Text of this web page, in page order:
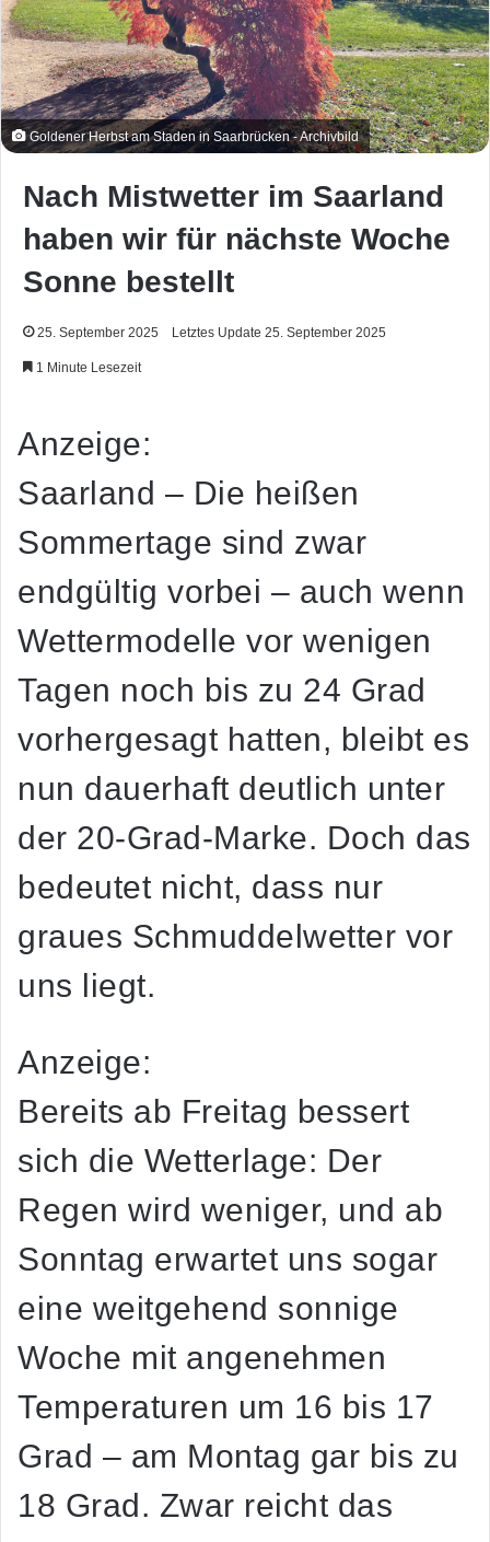
Goldener Herbst am Staden in Saarbrücken - Archivbild
Nach Mistwetter im Saarland
haben wir für nächste Woche
Sonne bestellt
25. September 2025 Letztes Update 25. September 2025
1 Minute Lesezeit
Anzeige:
Saarland – Die heißen
Sommertage sind zwar
endgültig vorbei – auch wenn
Wettermodelle vor wenigen
Tagen noch bis zu 24 Grad
vorhergesagt hatten, bleibt es
nun dauerhaft deutlich unter
der 20-Grad-Marke. Doch das
bedeutet nicht, dass nur
graues Schmuddelwetter vor
uns liegt.
Anzeige:
Bereits ab Freitag bessert
sich die Wetterlage: Der
Regen wird weniger, und ab
Sonntag erwartet uns sogar
eine weitgehend sonnige
Woche mit angenehmen
Temperaturen um 16 bis 17
Grad – am Montag gar bis zu
18 Grad . Zwar reicht das